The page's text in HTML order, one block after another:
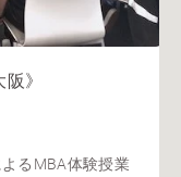
》
るMBA体験授業